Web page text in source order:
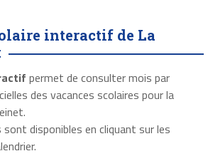
interactif de La
permet de consulter mois par
des vacances scolaires pour la
disponibles en cliquant sur les